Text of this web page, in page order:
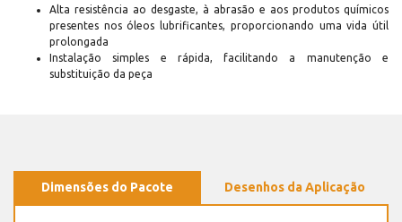
Alta resistência ao desgaste, à abrasão e aos produtos químicos
presentes nos óleos lubrificantes, proporcionando uma vida útil
prolongada
Instalação simples e rápida, facilitando a manutenção e
substituição da peça
Dimensões do Pacote Desenhos da Aplicação